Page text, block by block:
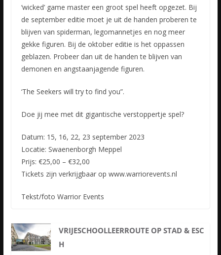
‘wicked’ game master een groot spel heeft opgezet. Bij
de september editie moet je uit de handen proberen te
blijven van spiderman, legomannetjes en nog meer
gekke figuren. Bij de oktober editie is het oppassen
geblazen. Probeer dan uit de handen te blijven van
demonen en angstaanjagende figuren.
‘The Seekers will try to find you”.
Doe jij mee met dit gigantische verstoppertje spel?
Datum: 15, 16, 22, 23 september 2023
Locatie: Swaenenborgh Meppel
Prijs: €25,00 – €32,00
Tickets zijn verkrijgbaar op www.warriorevents.nl
Tekst/foto Warrior Events
VRIJESCHOOLLEERROUTE OP STAD & ESC
H